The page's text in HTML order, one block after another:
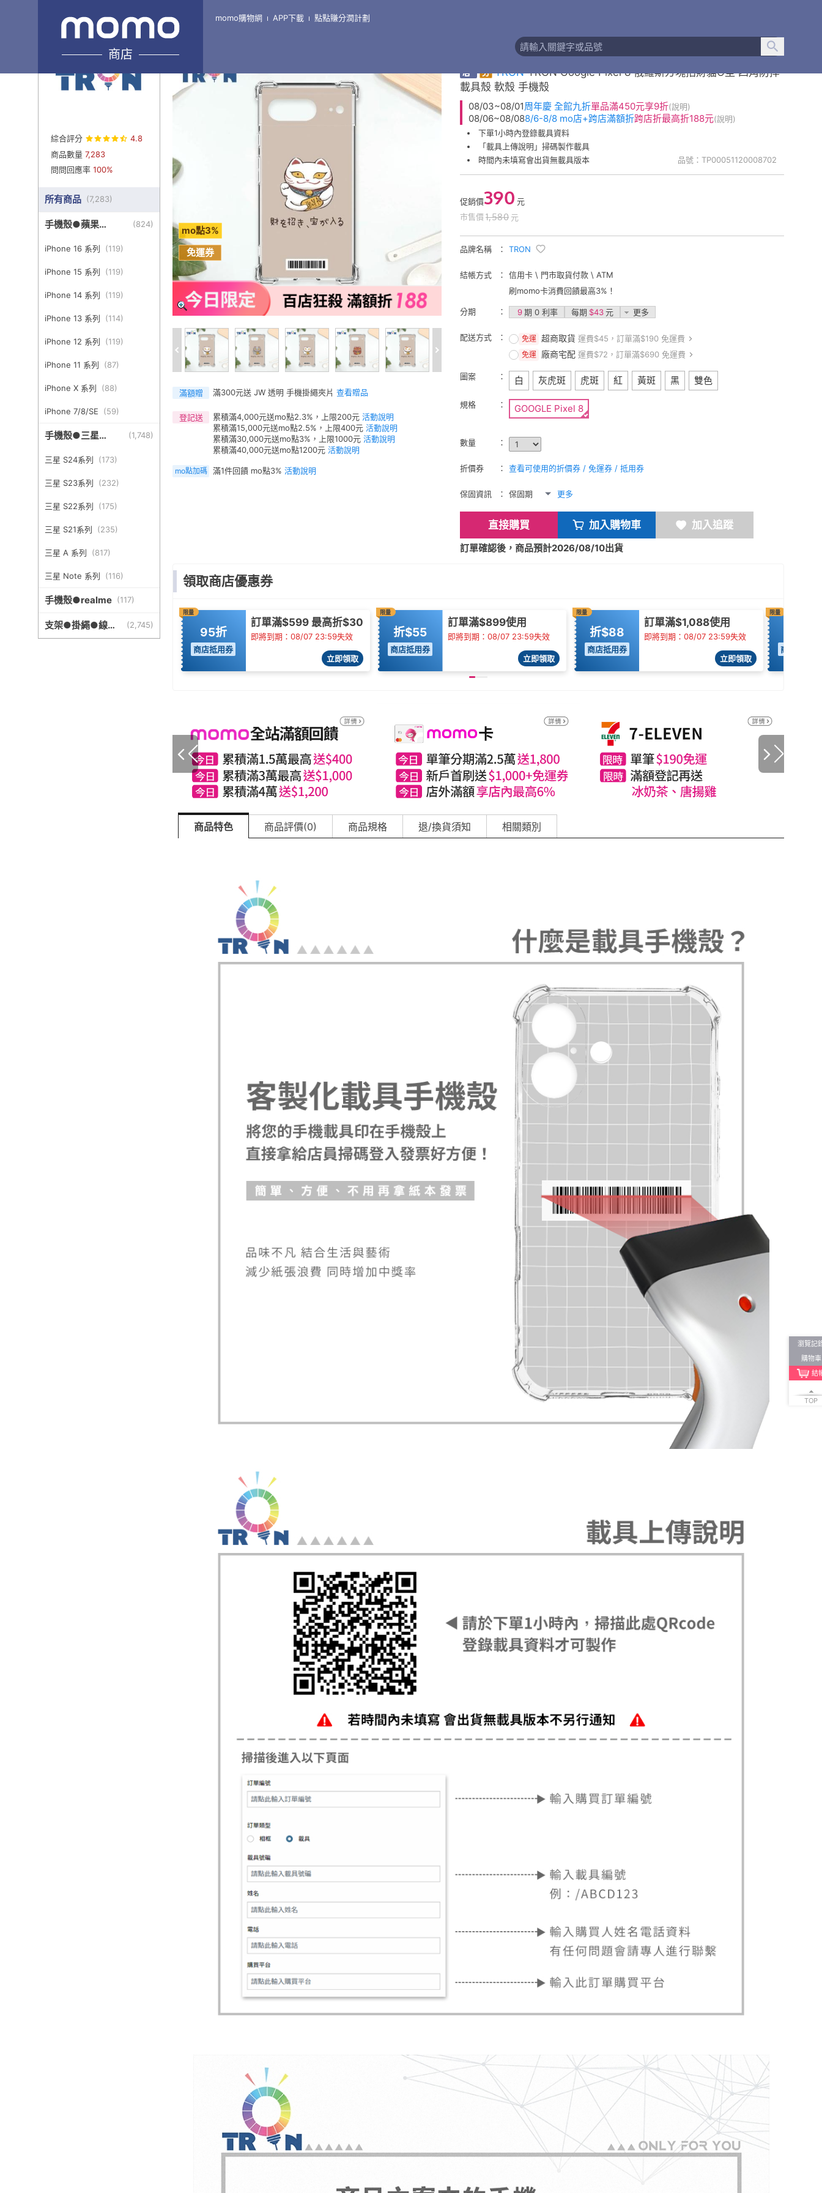
商店
momo購物網 APP下載 點點賺分潤計劃
綜合評分
4.8
商品數量 7,283
問問回應率 100%
所有商品 (7,283)
手機殼●蘋果
(824)
iPhone 16 系列 (119)
iPhone 15 系列 (119)
iPhone 14 系列 (119)
iPhone 13 系列 (114)
iPhone 12 系列 (119)
iPhone 11 系列 (87)
iPhone X 系列 (88)
iPhone 7/8/SE (59)
手機殼●三星
(1,748)
三星 S24系列 (173)
三星 S23系列 (232)
三星 S22系列 (175)
三星 S21系列 (235)
三星 A 系列 (817)
三星 Note 系列 (116)
手機殼●realme (117)
支架●掛繩●線盒
●其他周邊
(2,745)
mo點3%
免運券
滿額贈 滿300元送 JW 透明 手機掛繩夾片 查看贈品
登記送 累積滿4,000元送mo點2.3%，上限200元 活動說明
累積滿15,000元送mo點2.5%，上限400元 活動說明
累積滿30,000元送mo點3%，上限1000元 活動說明
累積滿40,000元送mo點1200元 活動說明
mo點加碼 滿1件回饋 mo點3% 活動說明
客製化商品 售後非瑕疵不可退貨
券 TRON TRON Google Pixel 8 俄羅斯方塊招財貓O型 四角防摔
載具殼 軟殼 手機殼
08/03~08/01周年慶 全館九折單品滿450元享9折(說明)
08/06~08/088/6-8/8 mo店+跨店滿額折跨店折最高折188元(說明)
品號：TP00051120008702
下單1小時內登錄載具資料
「載具上傳說明」掃碼製作載具
時間內未填寫會出貨無載具版本
促銷價390 元
市售價 1,580 元
品牌名稱 TRON
結帳方式
信用卡 \ 門市取貨付款 \ ATM
刷momo卡消費回饋最高3%！
分期 9期 0 利率 每期 $43元 更多
配送方式 免運 超商取貨 運費$45，訂單滿$190 免運費
免運 廠商宅配 運費$72，訂單滿$690 免運費
圖案 白 灰虎斑 虎斑 紅 黃斑 黑 雙色
規格 GOOGLE Pixel 8
數量
折價券 查看可使用的折價券 / 免運券 / 抵用券
保固資訊 保固期 更多
直接購買 加入購物車 加入追蹤
訂單確認後，商品預計2026/08/10出貨
領取商店優惠券
限量
95折
商店抵用券
訂單滿$599 最高折$30
即將到期：08/07 23:59失效
立即領取
限量
折$55
商店抵用券
訂單滿$899使用
即將到期：08/07 23:59失效
立即領取
限量
折$88
商店抵用券
訂單滿$1,088使用
即將到期：08/07 23:59失效
立即領取
限量
商店抵用券
商品特色 商品評價(0) 商品規格 退/換貨須知 相關類別
瀏覽記
購物車
結
TOP